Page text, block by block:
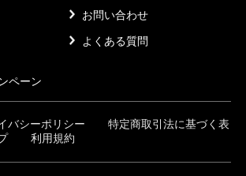
ペーン
お問い合わせ
よくある質問
バシーポリシー
特定商取引法に基づく表
利用規約